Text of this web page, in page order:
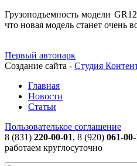
Грузоподъемность модели
что новая модель станет очень
Первый автопарк
Создание сайта - Студия
Главная
Новости
Статьи
Пользователькое соглашение
8 (831) 220-00-01, 8 (920) 061-00-
работаем круглосуточно